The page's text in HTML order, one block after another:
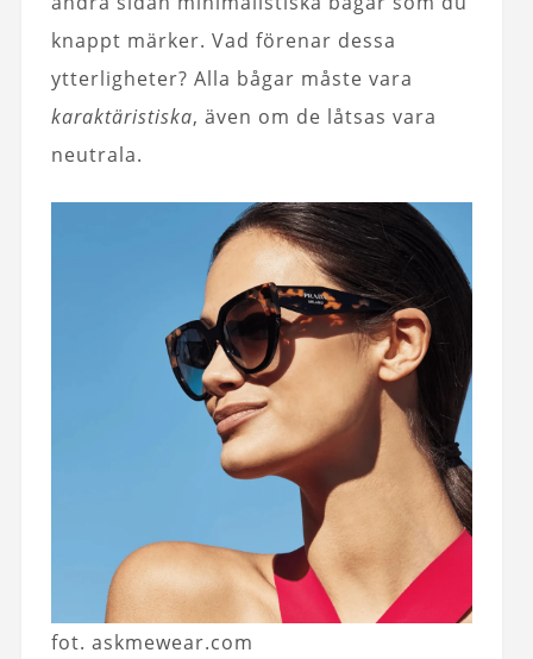
knappt märker. Vad förenar dessa
ytterligheter? Alla bågar måste vara
karaktäristiska, även om de låtsas vara
neutrala.
fot. askmewear.com